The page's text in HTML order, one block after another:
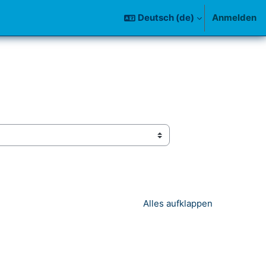
Deutsch ‎(de)‎ Anmelden
Alles aufklappen